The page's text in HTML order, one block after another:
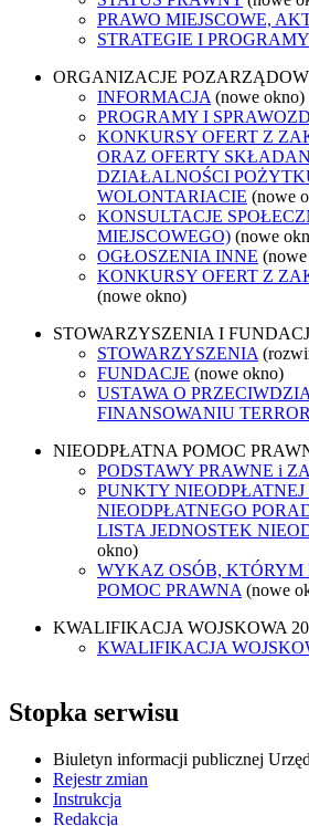
PRAWO MIEJSCOWE,
STRATEGIE I
ORGANIZACJE
INFORMACJA (nowe okno)
PROGRAMY I
KONKURSY OFERT Z
ORAZ OFERTY
DZIAŁALNOŚCI
WOLONTARIACIE (nowe
KONSULTACJE
MIEJSCOWEGO) (nowe
OGŁOSZENIA INNE
KONKURSY OFERT Z
(nowe okno)
STOWARZYSZENIA I
STOWARZYSZENIA
FUNDACJE (nowe okno)
USTAWA O
FINANSOWANIU
NIEODPŁATNA POMOC
PODSTAWY PRAWNE i
PUNKTY NIEODPŁATNEJ
NIEODPŁATNEGO
LISTA JEDNOSTEK
okno)
WYKAZ OSÓB, KTÓRYM
POMOC PRAWNA (nowe
KWALIFIKACJA WOJSKOWA
KWALIFIKACJA
Stopka serwisu
Biuletyn informacji publicznej
Rejestr zmian
Instrukcja
Redakcja